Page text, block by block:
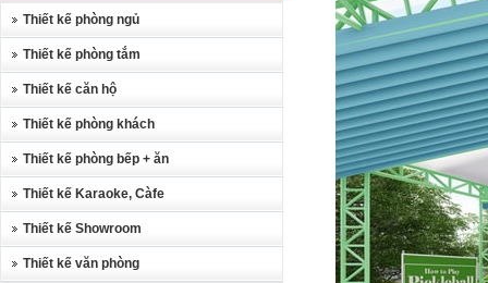
Thiết kế phòng ngủ
Thiết kế phòng tắm
Thiết kế căn hộ
Thiết kế phòng khách
Thiết kế phòng bếp + ăn
Thiết kế Karaoke, Càfe
Thiết kế Showroom
Thiết kế văn phòng